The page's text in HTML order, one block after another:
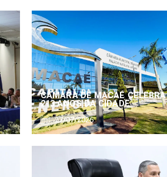
CÂMARA DE MACAÉ CELEBRA
213 ANOS DA CIDADE
27/07/2026